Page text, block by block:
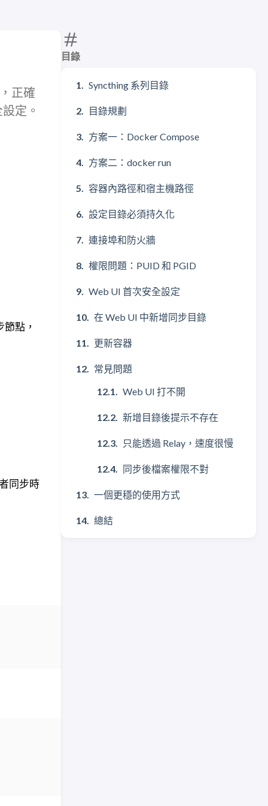
目錄
Syncthing 系列目錄
目錄規劃
方案一：Docker Compose
方案二：docker run
容器內路徑和宿主機路徑
設定目錄必須持久化
連接埠和防火牆
權限問題：PUID 和 PGID
Web UI 首次安全設定
在 Web UI 中新增同步目錄
更新容器
常見問題
Web UI 打不開
新增目錄後提示不存在
只能透過 Relay，速度很慢
同步後檔案權限不對
一個更穩的使用方式
總結
正確
定。
點，
同步時